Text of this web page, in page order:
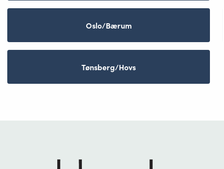
Oslo/Bærum
Tønsberg/Hovs